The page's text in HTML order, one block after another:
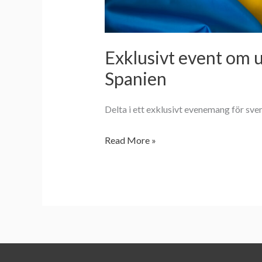
Exklusivt event om
Spanien
Delta i ett exklusivt evenemang för
Read More »